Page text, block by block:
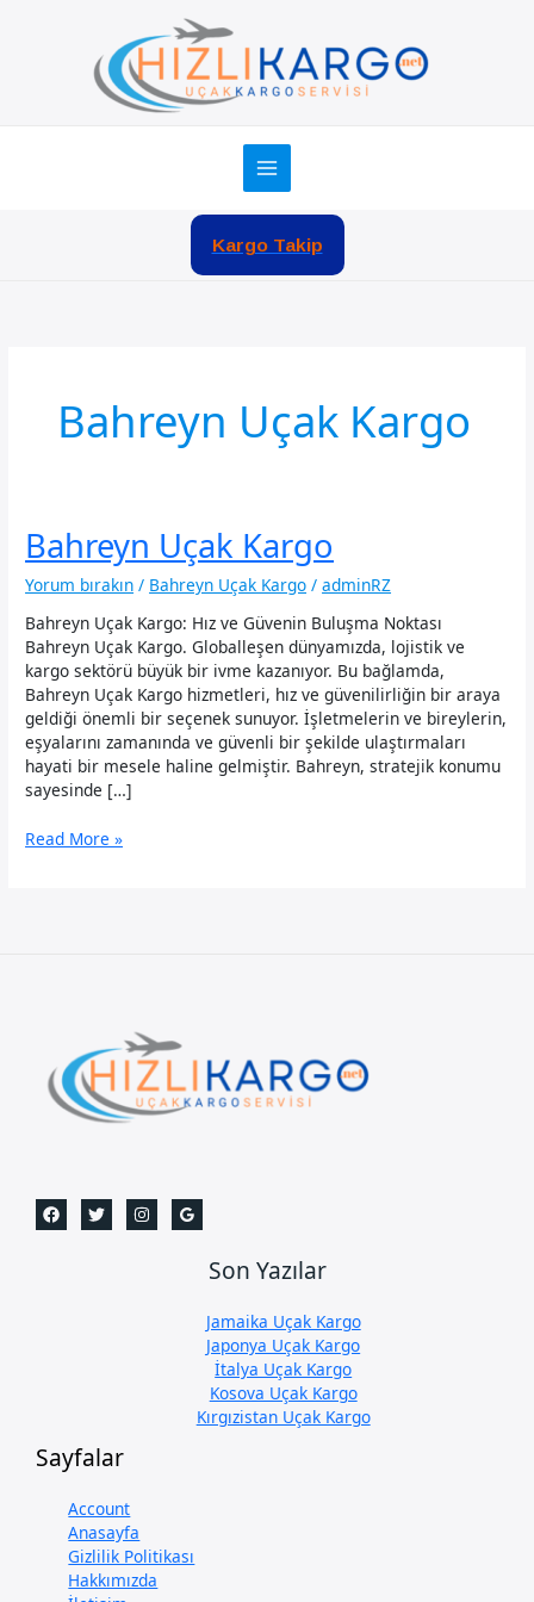
Kargo Takip
Bahreyn Uçak Kargo
Bahreyn Uçak Kargo
Yorum bırakın / Bahreyn Uçak Kargo /adminRZ
Bahreyn Uçak Kargo: Hız ve Güvenin Buluşma Noktası
Bahreyn Uçak Kargo. Globalleşen dünyamızda, lojistik ve
kargo sektörü büyük bir ivme kazanıyor. Bu bağlamda,
Bahreyn Uçak Kargo hizmetleri, hız ve güvenilirliğin bir araya
geldiği önemli bir seçenek sunuyor. İşletmelerin ve bireylerin,
eşyalarını zamanında ve güvenli bir şekilde ulaştırmaları
hayati bir mesele haline gelmiştir. Bahreyn, stratejik konumu
sayesinde […]
Bahreyn
Read More »
Son Yazılar
Jamaika Uçak Kargo
Japonya Uçak Kargo
İtalya Uçak Kargo
Kosova Uçak Kargo
Kırgızistan Uçak Kargo
Sayfalar
Account
Anasayfa
Gizlilik Politikası
Hakkımızda